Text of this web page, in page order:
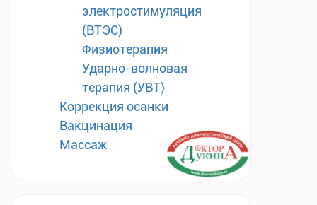
электростимуляция
(ВТЭС)
Физиотерапия
Ударно-волновая
терапия (УВТ)
Коррекция осанки
Вакцинация
Массаж